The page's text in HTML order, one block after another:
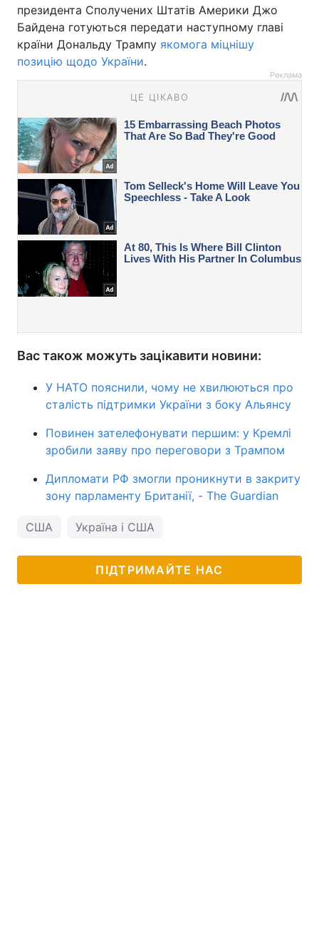
президента Сполучених Штатів Америки Джо
Байдена готуються передати наступному главі
країни Дональду Трампу якомога міцнішу
позицію щодо України.
Реклама
Вас також можуть зацікавити новини:
У НАТО пояснили, чому не хвилюються про
сталість підтримки України з боку Альянсу
Повинен зателефонувати першим: у Кремлі
зробили заяву про переговори з Трампом
Дипломати РФ змогли проникнути в закриту
зону парламенту Британії, - The Guardian
США Україна і США
ПІДТРИМАЙТЕ НАС